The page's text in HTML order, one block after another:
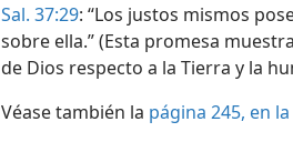
Sal. 37:29: “Los justos mismos
sobre ella.” (Esta promesa
de Dios respecto a la Tierra y la
Véase también la página 245, en